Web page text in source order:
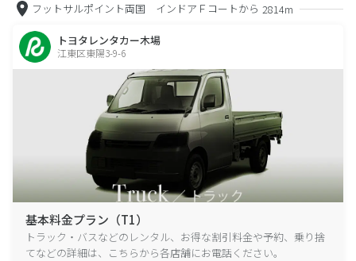
フットサルポイント両国 インドアＦコートから 2814m
トヨタレンタカー木場
江東区東陽3-9-6
基本料金プラン（T1）
トラック・バスなどのレンタル、お得な割引料金や予約、乗り捨
てなどの詳細は、こちらから各店舗にお電話ください。